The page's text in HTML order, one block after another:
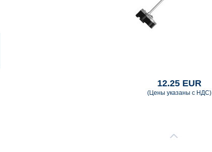
12.25 EUR
(Цены указаны с НДС)